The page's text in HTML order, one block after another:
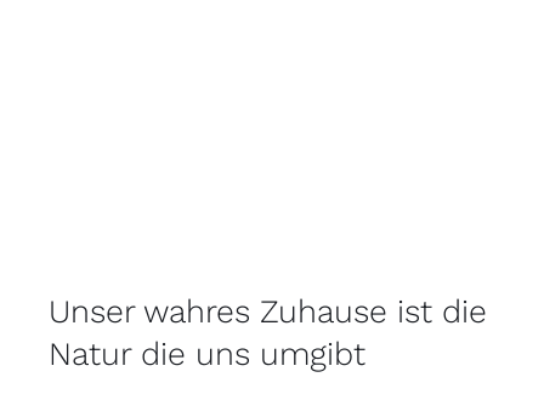
Unser wahres Zuhause ist die
Natur die uns umgibt